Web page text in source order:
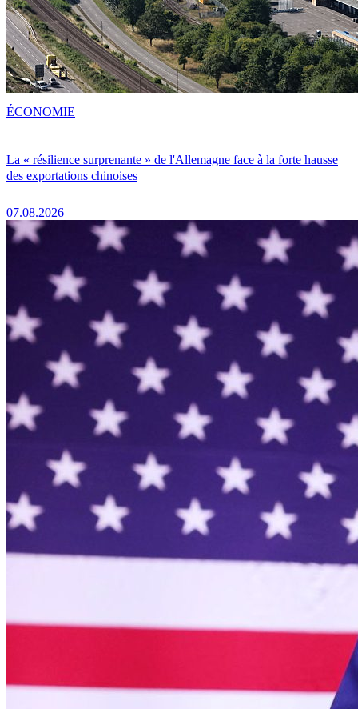
La « résilience surprenante » de l'Allemagne face à la forte hausse
des exportations chinoises
07.08.2026
ÉCONOMIE